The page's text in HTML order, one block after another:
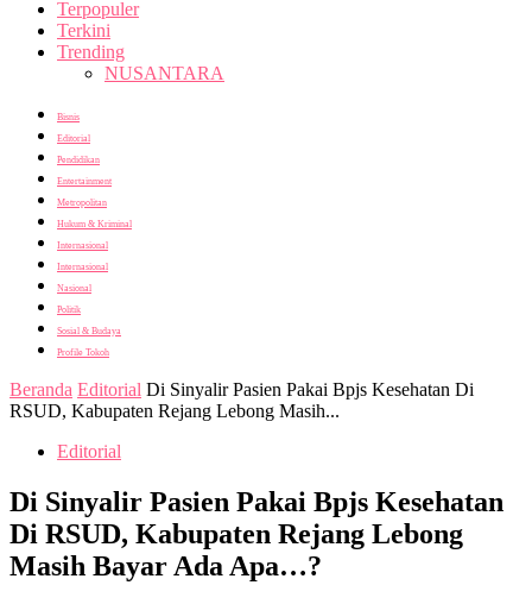
Terpopuler
Terkini
Trending
NUSANTARA
Bisnis
Editorial
Pendidikan
Entertainment
Metropolitan
Hukum & Kriminal
Internasional
Internasional
Nasional
Politik
Sosial & Budaya
Profile Tokoh
Beranda Editorial Di Sinyalir Pasien Pakai Bpjs Kesehatan Di
RSUD, Kabupaten Rejang Lebong Masih...
Editorial
Di Sinyalir Pasien Pakai Bpjs Kesehatan
Di RSUD, Kabupaten Rejang Lebong
Masih Bayar Ada Apa…?